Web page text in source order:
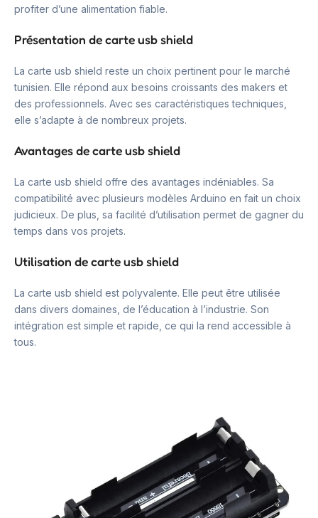
profiter d’une alimentation fiable.
Présentation de carte usb shield
La carte usb shield reste un choix pertinent pour le marché
tunisien. Elle répond aux besoins croissants des makers et
des professionnels. Avec ses caractéristiques techniques,
elle s’adapte à de nombreux projets.
Avantages de carte usb shield
La carte usb shield offre des avantages indéniables. Sa
compatibilité avec plusieurs modèles Arduino en fait un choix
judicieux. De plus, sa facilité d’utilisation permet de gagner du
temps dans vos projets.
Utilisation de carte usb shield
La carte usb shield est polyvalente. Elle peut être utilisée
dans divers domaines, de l’éducation à l’industrie. Son
intégration est simple et rapide, ce qui la rend accessible à
tous.